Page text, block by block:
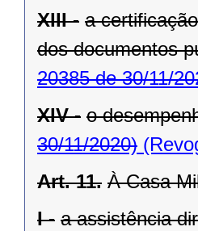
XIII - a
dos documentos
20385 de 30/11/
XIV - o
30/11/2020)
Art. 11. À Casa
I - a assistência